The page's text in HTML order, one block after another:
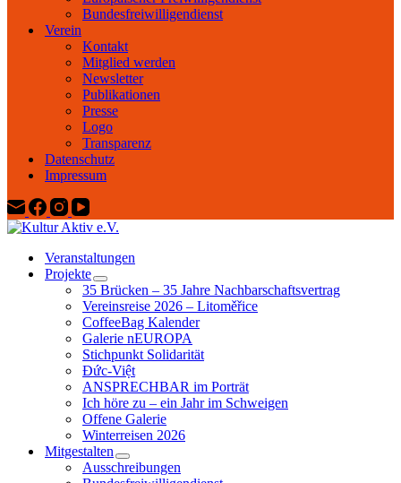
Bundesfreiwilligendienst
Verein
Kontakt
Mitglied werden
Newsletter
Publikationen
Presse
Logo
Transparenz
Datenschutz
Impressum
Veranstaltungen
Projekte
35 Brücken – 35 Jahre Nachbarschaftsvertrag
Vereinsreise 2026 – Litoměřice
CoffeeBag Kalender
Galerie nEUROPA
Stichpunkt Solidarität
Đức-Việt
ANSPRECHBAR im Porträt
Ich höre zu – ein Jahr im Schweigen
Offene Galerie
Winterreisen 2026
Mitgestalten
Ausschreibungen